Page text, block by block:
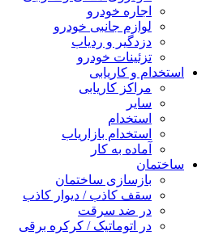
اجاره خودرو
لوازم جانبی خودرو
دزدگیر و ردیاب
تزئینات خودرو
استخدام و کاریابی
مراکز کاریابی
سایر
استخدام
استخدام بازاریاب
آماده به کار
ساختمان
بازسازی ساختمان
سقف کاذب / دیوار کاذب
در ضد سرقت
در اتوماتیک / کرکره برقی